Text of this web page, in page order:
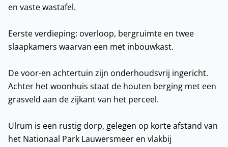
en vaste wastafel.
Eerste verdieping: overloop, bergruimte en twee
slaapkamers waarvan een met inbouwkast.
De voor-en achtertuin zijn onderhoudsvrij ingericht.
Achter het woonhuis staat de houten berging met een
grasveld aan de zijkant van het perceel.
Ulrum is een rustig dorp, gelegen op korte afstand van
het Nationaal Park Lauwersmeer en vlakbij